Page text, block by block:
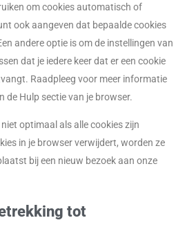
om cookies automatisch of
ook aangeven dat bepaalde cookies
andere optie is om de instellingen van
dat je iedere keer dat er een cookie
Raadpleeg voor meer informatie
de Hulp sectie van je browser.
optimaal als alle cookies zijn
in je browser verwijdert, worden ze
bij een nieuw bezoek aan onze
tot